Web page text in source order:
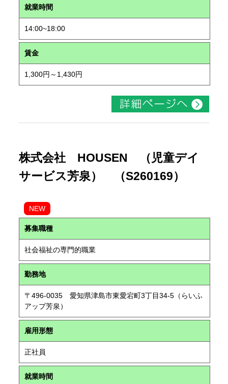
就業時間
14:00~18:00
賃金
1,300円～1,430円
株式会社 HOUSEN （児童デイ
サービス芳泉） （S260169）
NEW
募集職種
社会福祉の専門的職業
勤務地
〒496-0035 愛知県津島市東愛宕町3丁目34-5（らいふ
アップ芳泉）
雇用形態
正社員
就業時間